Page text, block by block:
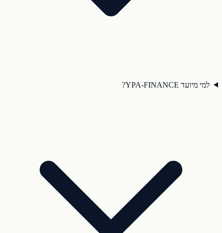
למי מיועד YPA-FINANCE?